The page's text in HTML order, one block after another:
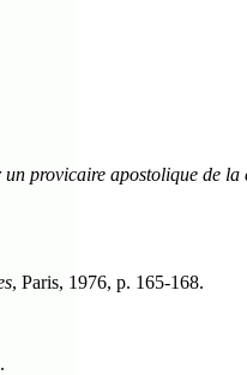
provicaire apostolique de
, Paris, 1976, p. 165-168.